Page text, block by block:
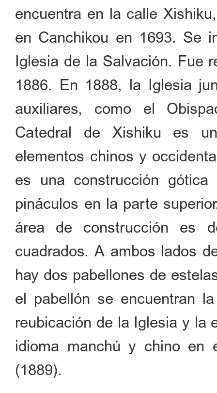
encuentra en la calle
en Canchikou en 1693. Se
Iglesia de la Salvación. Fue
1886. En 1888, la Iglesia
auxiliares, como el
Catedral de Xishiku es
elementos chinos y
es una construcción
pináculos en la parte
área de construcción es
cuadrados. A ambos lados
hay dos pabellones de
el pabellón se encuentran
reubicación de la Iglesia y la
idioma manchú y chino en
(1889).